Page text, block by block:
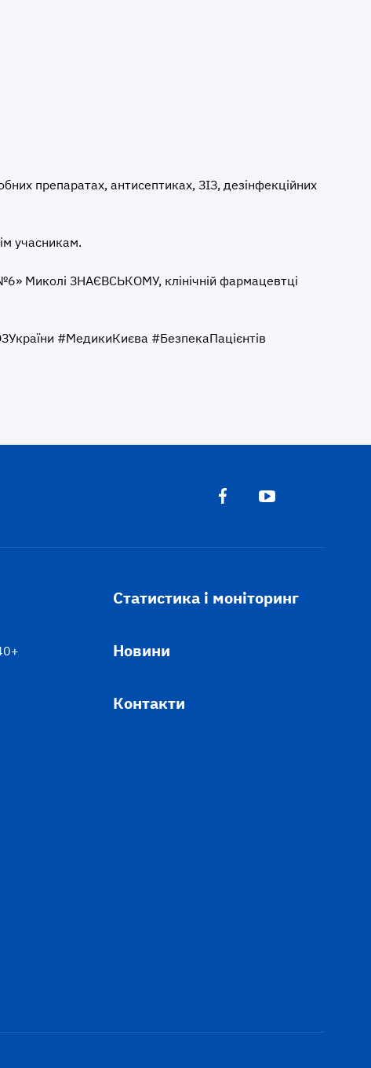
препаратах, антисептиках, ЗІЗ, дезінфекційних
учасникам.
Миколі ЗНАЄВСЬКОМУ, клінічній фармацевтці
#МедикиКиєва #БезпекаПацієнтів
Статистика і моніторинг
Новини
Контакти